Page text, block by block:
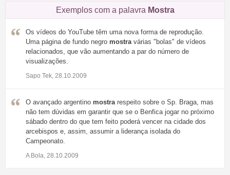
Exemplos com a palavra Mostra
Os vídeos do YouTube têm uma nova forma de reprodução.
Uma página de fundo negro mostravárias "bolas" de vídeos
relacionados, que vão aumentando a par do número de
visualizações.
Sapo Tek, 28.10.2009
O avançado argentino mostrarespeito sobre o Sp. Braga, mas
não tem dúvidas em garantir que se o Benfica jogar no próximo
sábado dentro do que tem feito poderá vencer na cidade dos
arcebispos e, assim, assumir a liderança isolada do
Campeonato.
A Bola, 28.10.2009